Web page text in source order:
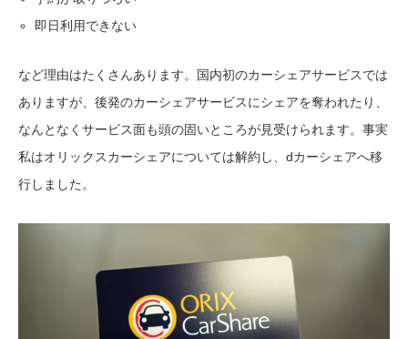
即日利用できない
など理由はたくさんあります。国内初のカーシェアサービスでは
ありますが、後発のカーシェアサービスにシェアを奪われたり、
なんとなくサービス面も頭の固いところが見受けられます。事実
私はオリックスカーシェアについては解約し、dカーシェアへ移
行しました。